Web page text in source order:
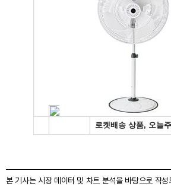
본 기사는 시장 데이터 및 차트 분석을 바탕으로 작